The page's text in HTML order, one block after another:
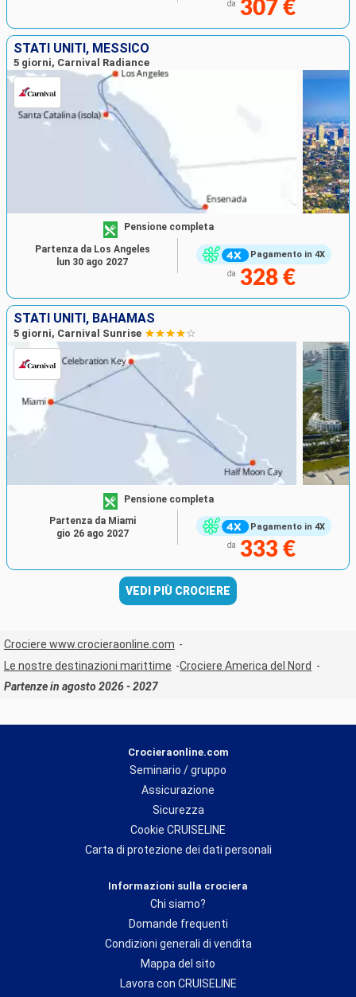
da 307 €
STATI UNITI, MESSICO
5 giorni, Carnival Radiance
Pagamento in 4X
Pensione completa
da 328 €
Partenza da Los Angeles
lun 30 ago 2027
STATI UNITI, BAHAMAS
5 giorni, Carnival Sunrise
Pagamento in 4X
Pensione completa
da 333 €
Partenza da Miami
gio 26 ago 2027
VEDI PIÙ CROCIERE
Crociere www.crocieraonline.com
Le nostre destinazioni marittime
Crociere America del Nord
Partenze in agosto 2026 - 2027
Crocieraonline.com
Seminario / gruppo
Assicurazione
Sicurezza
Cookie CRUISELINE
Carta di protezione dei dati personali
Informazioni sulla crociera
Chi siamo?
Domande frequenti
Condizioni generali di vendita
Mappa del sito
Lavora con CRUISELINE